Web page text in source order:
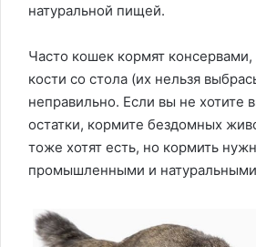
натуральной пищей.
Часто кошек кормят
кости со стола (их нельзя
неправильно. Если вы не хотите
остатки, кормите бездомных
тоже хотят есть, но кормить
промышленными и